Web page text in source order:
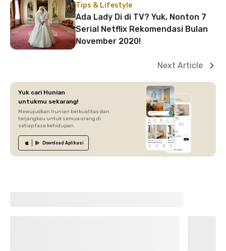
Tips & Lifestyle
Ada Lady Di di TV? Yuk, Nonton 7
Serial Netflix Rekomendasi Bulan
November 2020!
Next Article
Yuk cari Hunian
untukmu sekarang!
Mewujudkan hunian berkualitas dan
terjangkau untuk semua orang di
setiap fase kehidupan.
Download Aplikasi